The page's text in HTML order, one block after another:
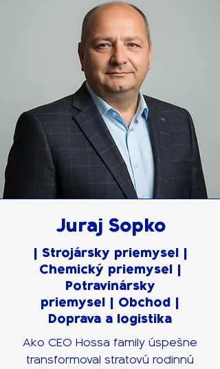
Juraj Sopko
| Strojársky priemysel |
Chemický priemysel |
Potravinársky
priemysel | Obchod |
Doprava a logistika
Ako CEO Hossa family úspešne
transformoval stratovú rodinnú